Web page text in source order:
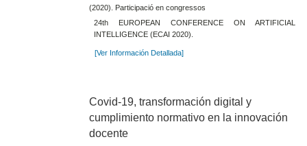
(2020). Participació en congressos
24th EUROPEAN CONFERENCE ON ARTIFICIAL
INTELLIGENCE (ECAI 2020).
[Ver Información Detallada]
Covid-19, transformación digital y
cumplimiento normativo en la innovación
docente